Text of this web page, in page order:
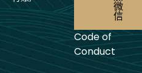
微
信
Code of
Conduct